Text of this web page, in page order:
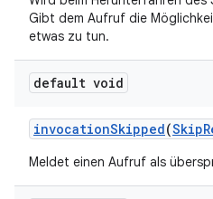
Gibt dem Aufruf die
etwas zu tun.
default void
invocationSkipped(Skip
Meldet einen Aufruf als